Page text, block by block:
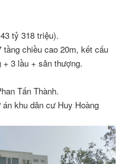
tỷ 318 triệu).
chiều cao 20m, kết cấu
3 lầu + sân thượng.
Tấn Thành.
khu dân cư Huy Hoàng